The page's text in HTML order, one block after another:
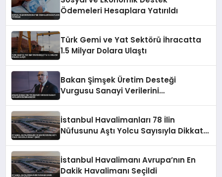
Ödemeleri Hesaplara Yatırıldı
Türk Gemi ve Yat Sektörü İhracatta
1.5 Milyar Dolara Ulaştı
Bakan Şimşek Üretim Desteği
Vurgusu Sanayi Verilerini
İstanbul Havalimanları 78 İlin
Nüfusunu Aştı Yolcu Sayısıyla Dikkat
İstanbul Havalimanı Avrupa’nın En
Dakik Havalimanı Seçildi